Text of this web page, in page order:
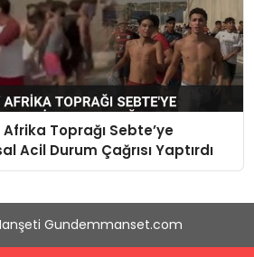
Afrika Toprağı Sebte’ye
Acil Durum Çağrısı Yaptırdı
Gundemmanset.com